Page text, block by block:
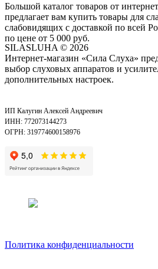
Большой каталог товаров от
предлагает вам купить товары для
слабовидящих с доставкой по всей
по цене от 5 000 руб.
SILASLUHA © 2026
Интернет-магазин «Сила Слуха»
выбор слуховых аппаратов и
дополнительных настроек.
ИП Калугин Алексей Андреевич
ИНН: 772073144273
ОГРН: 319774600158976
Политика конфиденциальности